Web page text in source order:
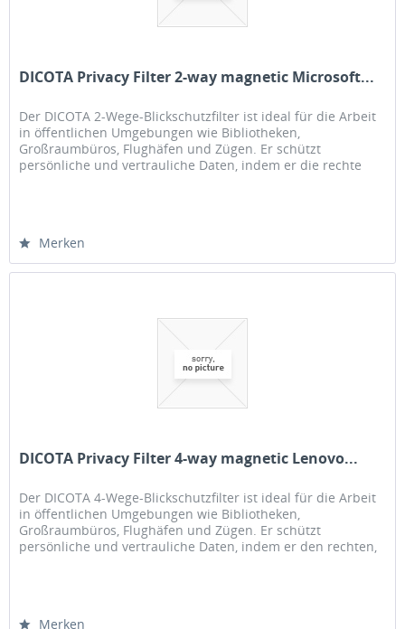
DICOTA Privacy Filter 2-way magnetic Microsoft...
Der DICOTA 2-Wege-Blickschutzfilter ist ideal für die Arbeit
in öffentlichen Umgebungen wie Bibliotheken,
Großraumbüros, Flughäfen und Zügen. Er schützt
persönliche und vertrauliche Daten, indem er die rechte
Merken
DICOTA Privacy Filter 4-way magnetic Lenovo...
Der DICOTA 4-Wege-Blickschutzfilter ist ideal für die Arbeit
in öffentlichen Umgebungen wie Bibliotheken,
Großraumbüros, Flughäfen und Zügen. Er schützt
persönliche und vertrauliche Daten, indem er den rechten,
Merken